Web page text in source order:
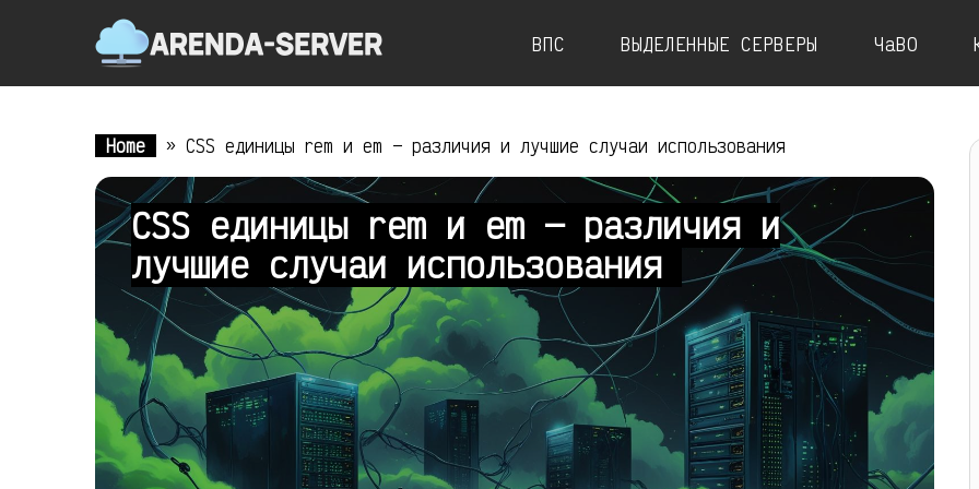
ВПС ВЫДЕЛЕННЫЕ СЕРВЕРЫ ЧаВО
Home » CSS единицы rem и em — различия и лучшие случаи использования
CSS единицы rem и em — различия и
лучшие случаи использования